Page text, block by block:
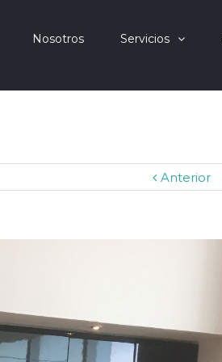
Nosotros Servicios
Anterior